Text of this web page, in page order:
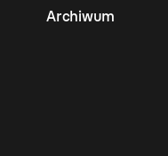
Archiwum